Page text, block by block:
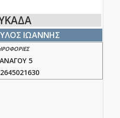
ΙΩΑΝΝΗΣ
5